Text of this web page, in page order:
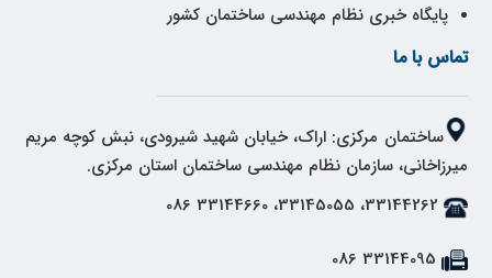
پایگاه خبری نظام مهندسی ساختمان کشور
تماس با ما
ساختمان مرکزی: اراک، خیابان شهید شیرودی، نبش کوچه مریم
میرزاخانی، سازمان نظام مهندسی ساختمان استان مرکزی.
33144262، 33145055، 33144660 086
33144095 086